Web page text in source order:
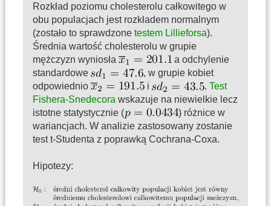
Rozkład poziomu cholesterolu całkowitego w
obu populacjach jest rozkładem normalnym
(zostało to sprawdzone testem Lillieforsa).
Średnia wartość cholesterolu w grupie
mężczyzn wyniosła
a odchylenie
standardowe
, w grupie kobiet
odpowiednio
i . Test
Fishera-Snedecora wskazuje na niewielkie lecz
istotne statystycznie (
) różnice w
wariancjach. W analizie zastosowany zostanie
test t-Studenta z poprawką Cochrana-Coxa.
Hipotezy: